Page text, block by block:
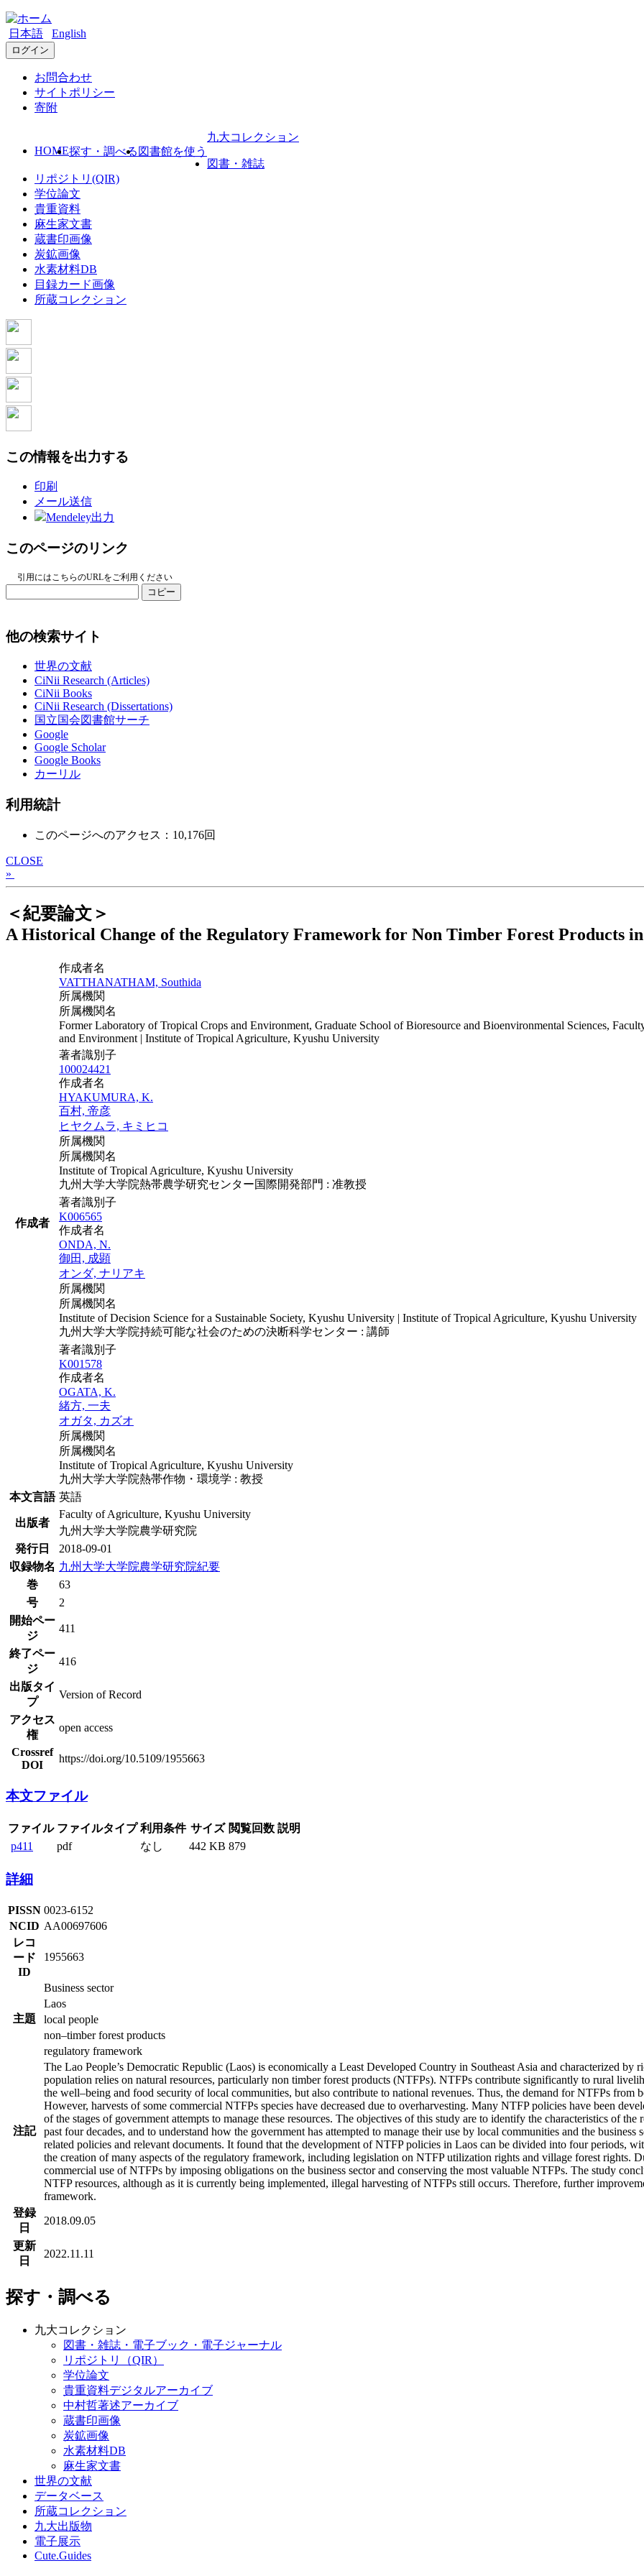
日本語 English
ログイン
お問合わせ
サイトポリシー
寄附
HOME探す・調べる 図書館を使う
九大コレクション
図書・雑誌
リポジトリ(QIR)
学位論文
貴重資料
麻生家文書
蔵書印画像
炭鉱画像
水素材料DB
目録カード画像
所蔵コレクション
この情報を出力する
印刷
メール送信
Mendeley出力
このページのリンク
引用にはこちらのURLをご利用ください
コピー
他の検索サイト
世界の文献
CiNii Research (Articles)
CiNii Books
CiNii Research (Dissertations)
国立国会図書館サーチ
Google
Google Scholar
Google Books
カーリル
利用統計
このページへのアクセス：10,176回
CLOSE
»
＜紀要論文＞
A Historical Change of the Regulatory Framework for Non Timber Forest Products
作成者
作成者名
VATTHANATHAM, Southida
所属機関
所属機関名
Former Laboratory of Tropical Crops and Environment, Graduate School of Bioresource and Bioenvironmental Sciences,
and Environment | Institute of Tropical Agriculture, Kyushu University
著者識別子
100024421
作成者名
HYAKUMURA, K.
百村, 帝彦
ヒヤクムラ, キミヒコ
所属機関
所属機関名
Institute of Tropical Agriculture, Kyushu University
九州大学大学院熱帯農学研究センター国際開発部門 : 准教授
著者識別子
K006565
作成者名
ONDA, N.
御田, 成顕
オンダ, ナリアキ
所属機関
所属機関名
Institute of Decision Science for a Sustainable Society, Kyushu University | Institute of Tropical Agriculture, Kyushu University
九州大学大学院持続可能な社会のための決断科学センター : 講師
著者識別子
K001578
作成者名
OGATA, K.
緒方, 一夫
オガタ, カズオ
所属機関
所属機関名
Institute of Tropical Agriculture, Kyushu University
九州大学大学院熱帯作物・環境学 : 教授
本文言語 英語
出版者
Faculty of Agriculture, Kyushu University
九州大学大学院農学研究院
発行日
2018-09-01
収録物名 九州大学大学院農学研究院紀要
巻
63
号
2
開始ペー
ジ
411
終了ペー
ジ
416
出版タイ
プ
Version of Record
アクセス
権
open access
Crossref
DOI
https://doi.org/10.5109/1955663
本文ファイル
ファイル ファイルタイプ 利用条件 サイズ 閲覧回数 説明
p411
pdf なし 442 KB 879
詳細
PISSN 0023-6152
NCID AA00697606
レコ
ード
ID
1955663
主題
Business sector
Laos
local people
non–timber forest products
regulatory framework
注記
The Lao People’s Democratic Republic (Laos) is economically a Least Developed Country in Southeast Asia and characterized
population relies on natural resources, particularly non timber forest products (NTFPs). NTFPs contribute significantly to rural
the well–being and food security of local communities, but also contribute to national revenues. Thus, the demand for NTFPs from
However, harvests of some commercial NTFPs species have decreased due to overharvesting. Many NTFP policies have been
of the stages of government attempts to manage these resources. The objectives of this study are to identify the characteristics of
past four decades, and to understand how the government has attempted to manage their use by local communities and the
related policies and relevant documents. It found that the development of NTFP policies in Laos can be divided into four periods,
the creation of many aspects of the regulatory framework, including legislation on NTFP utilization rights and village forest rights.
commercial use of NTFPs by imposing obligations on the business sector and conserving the most valuable NTFPs. The study
NTFP resources, although as it is currently being implemented, illegal harvesting of NTFPs still occurs. Therefore, further
framework.
登録
日
2018.09.05
更新
日
2022.11.11
探す・調べる
九大コレクション
図書・雑誌・電子ブック・電子ジャーナル
リポジトリ（QIR）
学位論文
貴重資料デジタルアーカイブ
中村哲著述アーカイブ
蔵書印画像
炭鉱画像
水素材料DB
麻生家文書
世界の文献
データベース
所蔵コレクション
九大出版物
電子展示
Cute.Guides